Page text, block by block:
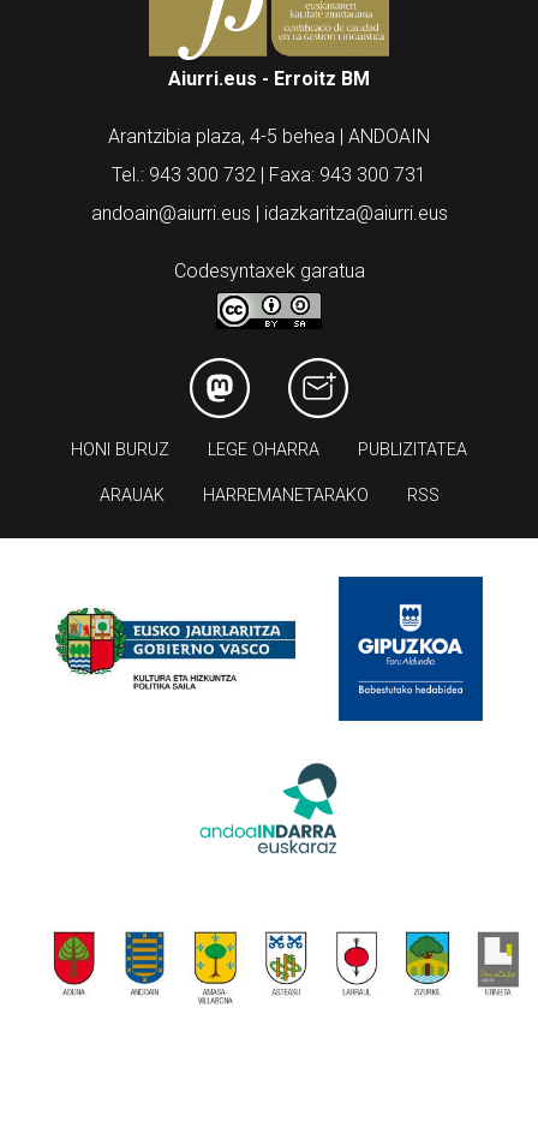
Aiurri.eus - Erroitz BM
Arantzibia plaza, 4-5 behea | ANDOAIN
Tel.: 943 300 732 | Faxa: 943 300 731
andoain@aiurri.eus | idazkaritza@aiurri.eus
Codesyntaxek garatua
HONI BURUZ LEGE OHARRA PUBLIZITATEA
ARAUAK HARREMANETARAKO RSS